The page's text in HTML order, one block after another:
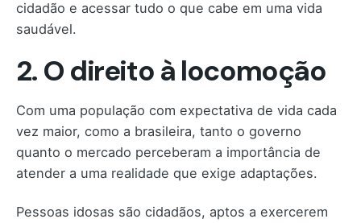
cidadão e acessar tudo o que cabe em uma vida
saudável.
2. O direito à locomoção
Com uma população com expectativa de vida cada
vez maior, como a brasileira, tanto o governo
quanto o mercado perceberam a importância de
atender a uma realidade que exige adaptações.
Pessoas idosas são cidadãos, aptos a exercerem